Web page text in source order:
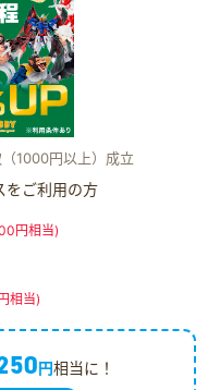
1000円以上）成立
をご利用の方
円相当)
相当)
円相当に！